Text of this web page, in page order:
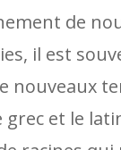
de
il est
nouveaux
grec et le